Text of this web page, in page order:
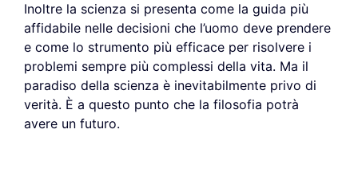
Inoltre la scienza si presenta come la guida più
affidabile nelle decisioni che l’uomo deve prendere
e come lo strumento più efficace per risolvere i
problemi sempre più complessi della vita. Ma il
paradiso della scienza è inevitabilmente privo di
verità. È a questo punto che la filosofia potrà
avere un futuro.